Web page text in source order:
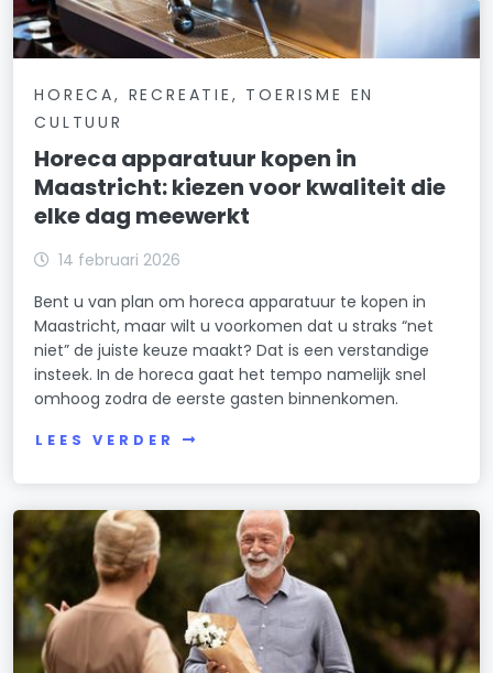
HORECA, RECREATIE, TOERISME EN
CULTUUR
Horeca apparatuur kopen in
Maastricht: kiezen voor kwaliteit die
elke dag meewerkt
14 februari 2026
Bent u van plan om horeca apparatuur te kopen in
Maastricht, maar wilt u voorkomen dat u straks “net
niet” de juiste keuze maakt? Dat is een verstandige
insteek. In de horeca gaat het tempo namelijk snel
omhoog zodra de eerste gasten binnenkomen.
LEES VERDER